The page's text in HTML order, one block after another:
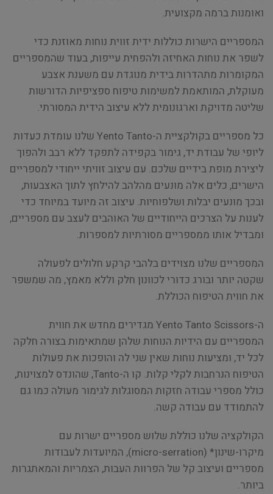
ואומנות ברמה מקצועית.
המספריים הישרות כוללות ידית זווית נוחות מאוזנת כדי
לשפר את נוחות האחיזה ולהפחית עייפות, בעוד שהמספריים
המקומרות מתהדרות בידית מנוגדת עם משענת אצבע
מעוקלת, המותאמת למשימות טיפוח ספציפיות הדורשות
שליטה מדויקת וארגונומית ללא עיצוב הידית המסורתי.
כל מספריים בקולקציית ה-Yento Tanto שלנו עומדת כעדות
ליופי של עבודת יד, גימור בקפידה לתפקד ללא רבב ולהפוך
ליצירת מופת בידיים שלכם. עם עיצוב זוויתי ייחודי למספריים
הישרים, כלים אלה מונעים מהלהב להילחץ לתוך האצבעות,
ובכך מונעים יבלות ושלפוחיות. עיצוב זה מיועד במיוחד כדי
לענות על הצרכים הייחודיים של האוהבים לעצב עם מספריים,
ומבדיל אותו ממספריים מסורתיות למספרות.
המספריים שלנו מצוידים בלהבי קרקע חלולים לפעולה
שקטה יותר ובורג כדורי לכוונון חלק וללא מאמץ, מה שמשפר
את חווית הטיפוח הכוללת.
ה-Yento Tanto Scissors מגדירים מחדש את חווית
המספריים עם הידיות הנוחות שלהן שמתאימות בצורה חלקה
לכל יד, ומציעות נוחות שאין שני לה והופכות את פעולות
הטיפוח הנרחבות לקלי קלות. קו ה-Tanto, שהונדס למצוינות,
כולל מספרי עבודה חזקות המסוגלות לגימור מעולה כמו גם
להתמודד עם עבודה קשה.
הקולקציה שלנו כוללת שלוש מספריים ישרות עם
מיקרו-שינון* (micro-serration), המיועדות לעבודות
מספריים ועיצוב קל של הפרוות העבות, הצמריות והמאתגרות
ביותר.